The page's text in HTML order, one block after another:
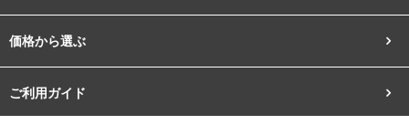
ピンク オレンジ パープル
価格から選ぶ
ご利用ガイド